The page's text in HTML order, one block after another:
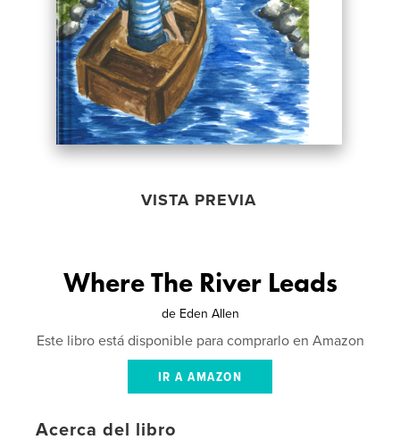
VISTA PREVIA
Where The River Leads
de Eden Allen
Este libro está disponible para comprarlo en Amazon
IR A AMAZON
Acerca del libro